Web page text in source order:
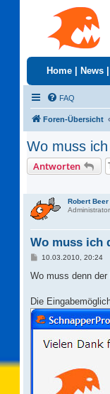
Home News
FAQ
Foren-Übersicht
Wo muss
Antworten
Robert Beer
Administrator
Wo muss ich
B
i
a
g
10.03.2010, 20:24
Wo muss denn der
Die